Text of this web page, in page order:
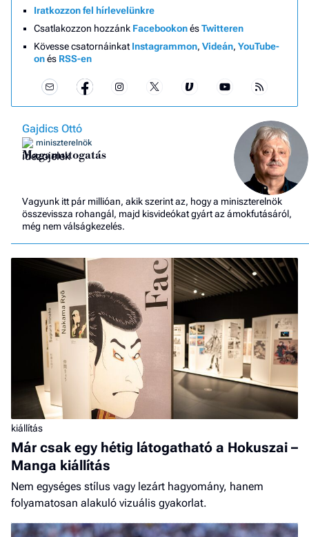
Iratkozzon fel hírlevelünkre
Csatlakozzon hozzánk FacebookonésTwitteren
Kövesse csatornáinkat Instagrammon, Videán, YouTube-
onés RSS-en
Gajdics Ottó
miniszterelnök
Magamutogatás
Vagyunk itt pár millióan, akik szerint az, hogy a miniszterelnök
összevissza rohangál, majd kisvideókat gyárt az ámokfutásáról,
még nem válságkezelés.
kiállítás
Már csak egy hétig látogatható a Hokuszai –
Manga kiállítás
Nem egységes stílus vagy lezárt hagyomány, hanem
folyamatosan alakuló vizuális gyakorlat.